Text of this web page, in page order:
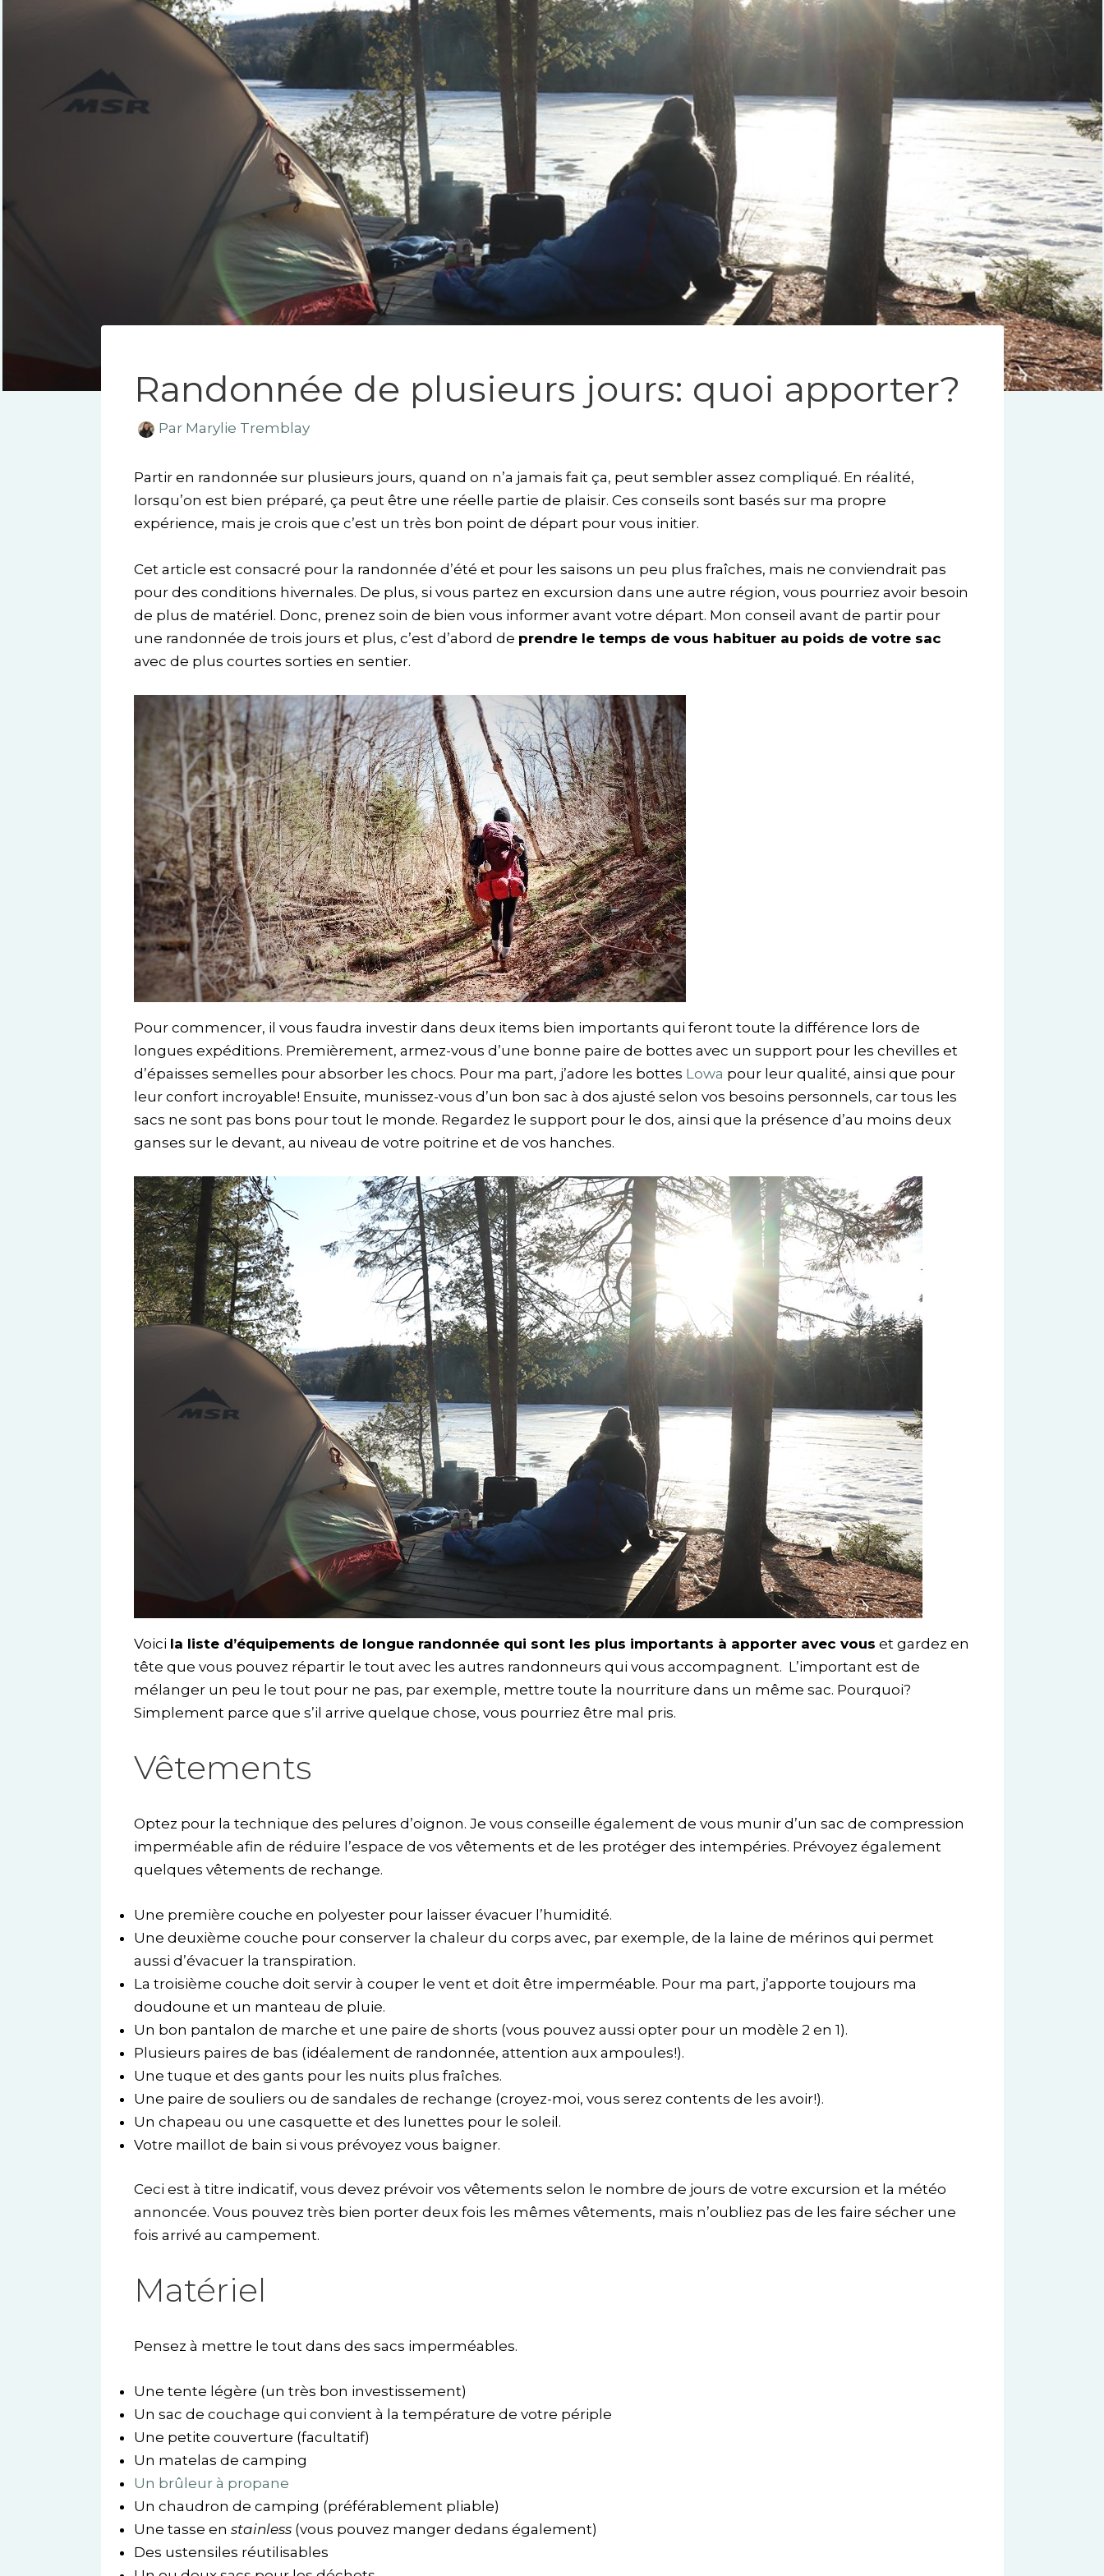
Randonnée de plusieurs jours: quoi apporter?
Par Marylie Tremblay
Partir en randonnée sur plusieurs jours, quand on n’a jamais fait ça, peut sembler assez compliqué. En réalité,
lorsqu’on est bien préparé, ça peut être une réelle partie de plaisir. Ces conseils sont basés sur ma propre
expérience, mais je crois que c’est un très bon point de départ pour vous initier.
Cet article est consacré pour la randonnée d’été et pour les saisons un peu plus fraîches, mais ne conviendrait pas
pour des conditions hivernales. De plus, si vous partez en excursion dans une autre région, vous pourriez avoir besoin
de plus de matériel. Donc, prenez soin de bien vous informer avant votre départ. Mon conseil avant de partir pour
une randonnée de trois jours et plus, c’est d’abord de prendre le temps de vous habituer au poids de votre sac
avec de plus courtes sorties en sentier.
Pour commencer, il vous faudra investir dans deux items bien importants qui feront toute la différence lors de
longues expéditions. Premièrement, armez-vous d’une bonne paire de bottes avec un support pour les chevilles et
d’épaisses semelles pour absorber les chocs. Pour ma part, j’adore les bottes Lowa pour leur qualité, ainsi que pour
leur confort incroyable! Ensuite, munissez-vous d’un bon sac à dos ajusté selon vos besoins personnels, car tous les
sacs ne sont pas bons pour tout le monde. Regardez le support pour le dos, ainsi que la présence d’au moins deux
ganses sur le devant, au niveau de votre poitrine et de vos hanches.
Voici la liste d’équipements de longue randonnée qui sont les plus importants à apporter avec vous et gardez en
tête que vous pouvez répartir le tout avec les autres randonneurs qui vous accompagnent. L’important est de
mélanger un peu le tout pour ne pas, par exemple, mettre toute la nourriture dans un même sac. Pourquoi?
Simplement parce que s’il arrive quelque chose, vous pourriez être mal pris.
Vêtements
Optez pour la technique des pelures d’oignon. Je vous conseille également de vous munir d’un sac de compression
imperméable afin de réduire l’espace de vos vêtements et de les protéger des intempéries. Prévoyez également
quelques vêtements de rechange.
Une première couche en polyester pour laisser évacuer l’humidité.
Une deuxième couche pour conserver la chaleur du corps avec, par exemple, de la laine de mérinos qui permet
aussi d’évacuer la transpiration.
La troisième couche doit servir à couper le vent et doit être imperméable. Pour ma part, j’apporte toujours ma
doudoune et un manteau de pluie.
Un bon pantalon de marche et une paire de shorts (vous pouvez aussi opter pour un modèle 2 en 1).
Plusieurs paires de bas (idéalement de randonnée, attention aux ampoules!).
Une tuque et des gants pour les nuits plus fraîches.
Une paire de souliers ou de sandales de rechange (croyez-moi, vous serez contents de les avoir!).
Un chapeau ou une casquette et des lunettes pour le soleil.
Votre maillot de bain si vous prévoyez vous baigner.
Ceci est à titre indicatif, vous devez prévoir vos vêtements selon le nombre de jours de votre excursion et la météo
annoncée. Vous pouvez très bien porter deux fois les mêmes vêtements, mais n’oubliez pas de les faire sécher une
fois arrivé au campement.
Matériel
Pensez à mettre le tout dans des sacs imperméables.
Une tente légère (un très bon investissement)
Un sac de couchage qui convient à la température de votre périple
Une petite couverture (facultatif)
Un matelas de camping
Un brûleur à propane
Un chaudron de camping (préférablement pliable)
Une tasse en stainless(vous pouvez manger dedans également)
Des ustensiles réutilisables